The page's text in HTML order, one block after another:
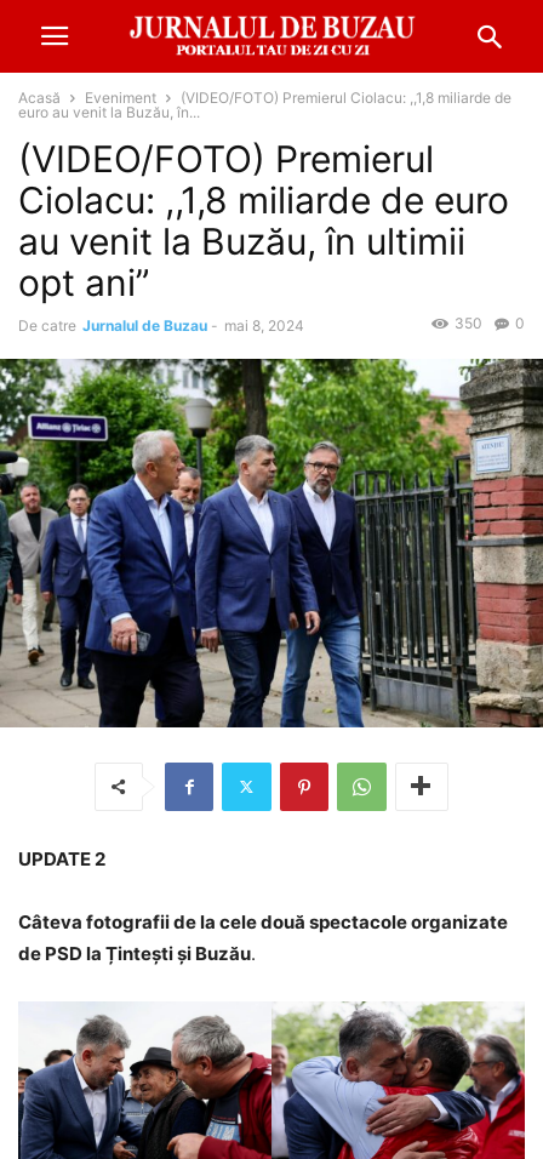
Acasă Eveniment
(VIDEO/FOTO) Premierul Ciolacu: ,,1,8 miliarde de
euro au venit la Buzău, în...
(VIDEO/FOTO) Premierul
Ciolacu: ,,1,8 miliarde de euro
au venit la Buzău, în ultimii
opt ani”
De catre Jurnalul de Buzau - mai 8, 2024 0
350
UPDATE 2
Câteva fotografii de la cele două spectacole organizate
de PSD la Țintești și Buzău.